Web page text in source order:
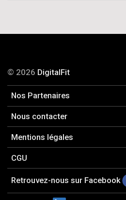
© 2026 DigitalFit
Nos Partenaires
Nous contacter
Mentions légales
CGU
Retrouvez-nous sur Facebook